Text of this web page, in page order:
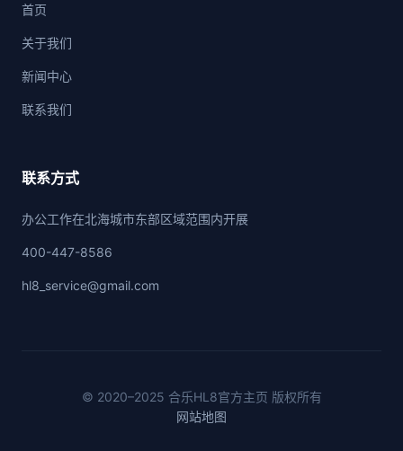
首页
关于我们
新闻中心
联系我们
联系方式
办公工作在北海城市东部区域范围内开展
400-447-8586
hl8_service@gmail.com
© 2020–2025 合乐HL8官方主页 版权所有
网站地图